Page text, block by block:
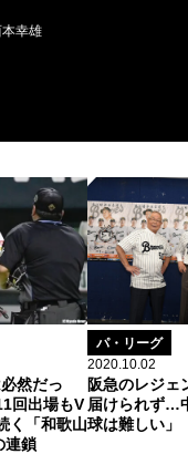
幸雄
然だっ
回出場もV
く「和歌山
連鎖
パ・リーグ
2020.10.02
阪急のレジェ
届けられず…
球は難しい」